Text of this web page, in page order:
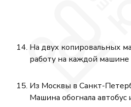
На двух копировальных
работу на каждой машине
Из Москвы в Санкт-
Машина обогнала автобус